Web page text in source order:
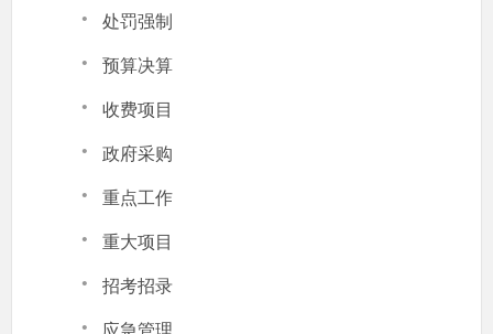
· 处罚强制
· 预算决算
· 收费项目
· 政府采购
· 重点工作
· 重大项目
· 招考招录
应急管理